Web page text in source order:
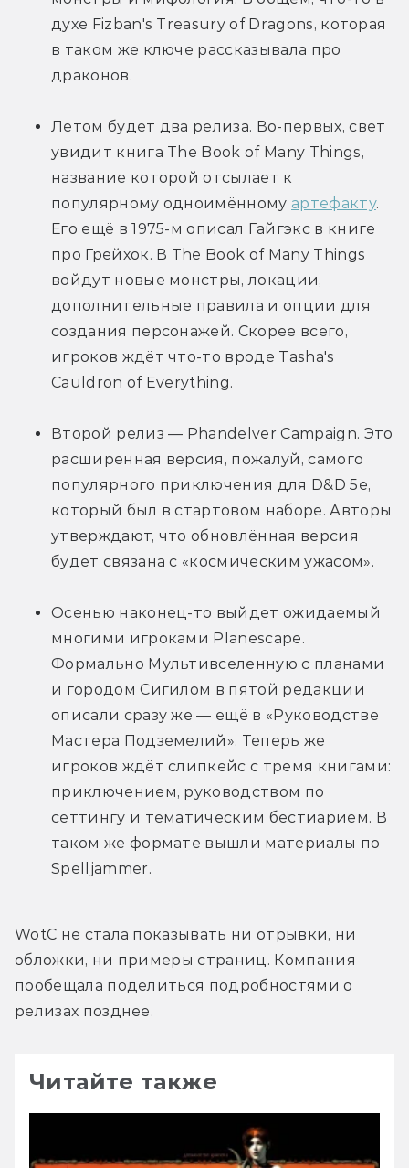
духе Fizban's Treasury of Dragons, которая
в таком же ключе рассказывала про
драконов.
Летом будет два релиза. Во-первых, свет
увидит книга The Book of Many Things,
название которой отсылает к
популярному одноимённому артефакту.
Его ещё в 1975-м описал Гайгэкс в книге
про Грейхок. В The Book of Many Things
войдут новые монстры, локации,
дополнительные правила и опции для
создания персонажей. Скорее всего,
игроков ждёт что-то вроде Tasha's
Cauldron of Everything.
Второй релиз — Phandelver Campaign. Это
расширенная версия, пожалуй, самого
популярного приключения для D&D 5e,
который был в стартовом наборе. Авторы
утверждают, что обновлённая версия
будет связана с «космическим ужасом».
Осенью наконец-то выйдет ожидаемый
многими игроками Planescape.
Формально Мультивселенную с планами
и городом Сигилом в пятой редакции
описали сразу же — ещё в «Руководстве
Мастера Подземелий». Теперь же
игроков ждёт слипкейс с тремя книгами:
приключением, руководством по
сеттингу и тематическим бестиарием. В
таком же формате вышли материалы по
Spelljammer.
WotC не стала показывать ни отрывки, ни
обложки, ни примеры страниц. Компания
пообещала поделиться подробностями о
релизах позднее.
Читайте также